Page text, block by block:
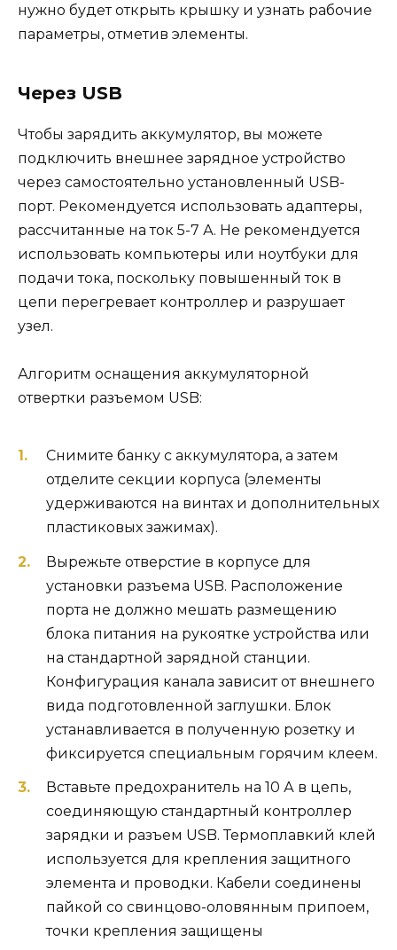
нужно будет открыть крышку и узнать рабочие
параметры, отметив элементы.
Через USB
Чтобы зарядить аккумулятор, вы можете
подключить внешнее зарядное устройство
через самостоятельно установленный USB-
порт. Рекомендуется использовать адаптеры,
рассчитанные на ток 5-7 А. Не рекомендуется
использовать компьютеры или ноутбуки для
подачи тока, поскольку повышенный ток в
цепи перегревает контроллер и разрушает
узел.
Алгоритм оснащения аккумуляторной
отвертки разъемом USB:
Снимите банку с аккумулятора, а затем
отделите секции корпуса (элементы
удерживаются на винтах и ​​дополнительных
пластиковых зажимах).
Вырежьте отверстие в корпусе для
установки разъема USB. Расположение
порта не должно мешать размещению
блока питания на рукоятке устройства или
на стандартной зарядной станции.
Конфигурация канала зависит от внешнего
вида подготовленной заглушки. Блок
устанавливается в полученную розетку и
фиксируется специальным горячим клеем.
Вставьте предохранитель на 10 А в цепь,
соединяющую стандартный контроллер
зарядки и разъем USB. Термоплавкий клей
используется для крепления защитного
элемента и проводки. Кабели соединены
пайкой со свинцово-оловянным припоем,
точки крепления защищены